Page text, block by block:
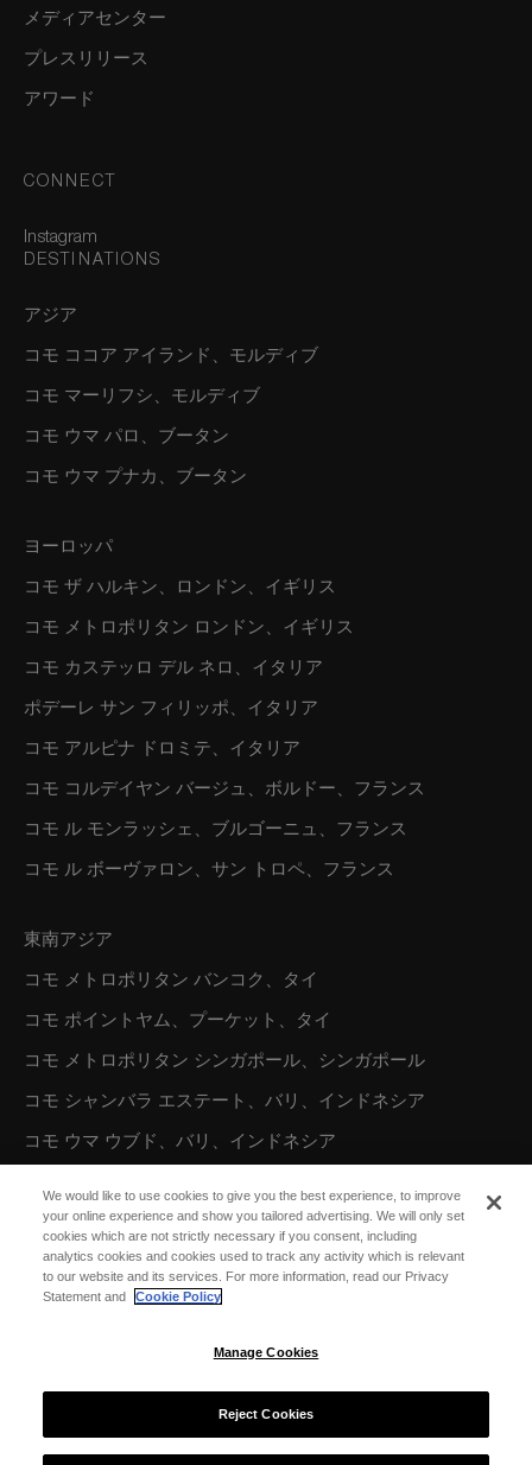
メディアセンター
プレスリリース
アワード
CONNECT
Instagram
DESTINATIONS
アジア
コモ ココア アイランド、モルディブ
コモ マーリフシ、モルディブ
コモ ウマ パロ、ブータン
コモ ウマ プナカ、ブータン
ヨーロッパ
コモ ザ ハルキン、ロンドン、イギリス
コモ メトロポリタン ロンドン、イギリス
コモ カステッロ デル ネロ、イタリア
ポデーレ サン フィリッポ、イタリア
コモ アルピナ ドロミテ、イタリア
コモ コルデイヤン バージュ、ボルドー、フランス
コモ ル モンラッシェ、ブルゴーニュ、フランス
コモ ル ボーヴァロン、サン トロペ、フランス
東南アジア
コモ メトロポリタン バンコク、タイ
コモ ポイントヤム、プーケット、タイ
コモ メトロポリタン シンガポール、シンガポール
コモ シャンバラ エステート、バリ、インドネシア
コモ ウマ ウブド、バリ、インドネシア
オーストラリア／オセアニア
コモ ザ トレジャリー、パース
We would like to use cookies to give you the best experience, to improve
your online experience and show you tailored advertising. We will only set
cookies which are not strictly necessary if you consent, including
analytics cookies and cookies used to track any activity which is relevant
to our website and its services. For more information, read our Privacy
Statement and
Cookie Policy
Manage Cookies
Reject Cookies